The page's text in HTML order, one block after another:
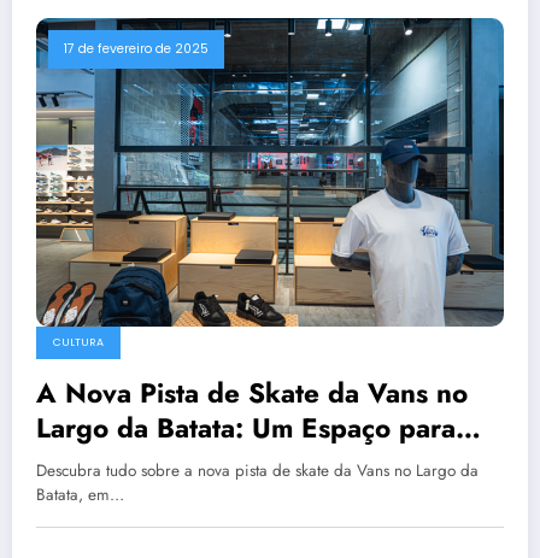
17 de fevereiro de 2025
CULTURA
A Nova Pista de Skate da Vans no
Largo da Batata: Um Espaço para
Conexões e Criatividade
Descubra tudo sobre a nova pista de skate da Vans no Largo da
Batata, em…